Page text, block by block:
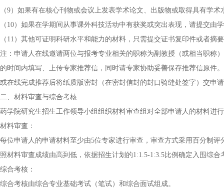
（9）如果有在核心刊物或会议上发表学术论文、出版物或取得具有学
（10）如果在学期间从事课外科技活动中有获奖或突出表现，请提交由
（11）其他可证明科研水平和能力的材料，只需提交证书复印件或者摘要
注：申请人在线邀请两位与报考专业相关的职称为副教授（或相当职称
的时间内填写、上传专家推荐信，同时请专家协助妥善保存推荐信原件
或在线完成推荐后将纸质版密封（在密封信封的封口骑缝处签字）交申
二、材料审查与综合考核
药学院研究生招生工作领导小组组织材料审查组对全部申请人的材料进
材料审查：
每位申请人的申请材料至少由5位专家进行审查，审查方式采用百分制
照材料审查成绩由高到低，依据招生计划的1:1.5-1:3.5比例确定入围综
综合考核：
综合考核由综合专业基础考试（笔试）和综合面试组成。